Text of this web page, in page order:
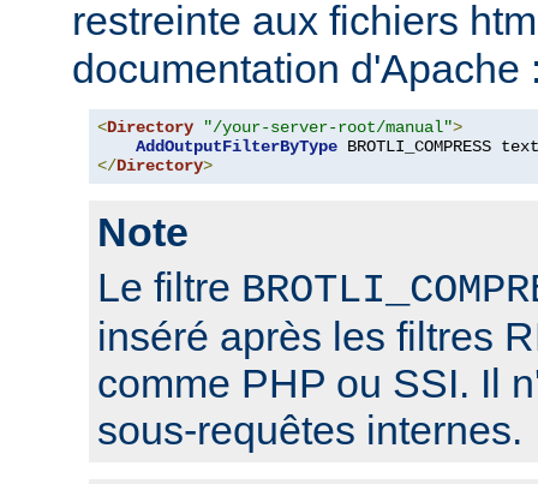
restreinte aux fichiers
documentation d'Apache
<Directory "/your-server-root/manual">
AddOutputFilterByType BROTLI_COMPRESS text
</Directory>
Note
Le filtre
inséré après les filtres
comme PHP ou SSI. Il
sous-requêtes internes.